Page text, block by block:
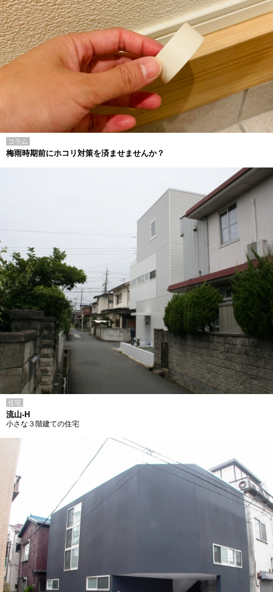
コラム
梅雨時期前にホコリ対策を済ませませんか？
住宅
流山-H
小さな３階建ての住宅